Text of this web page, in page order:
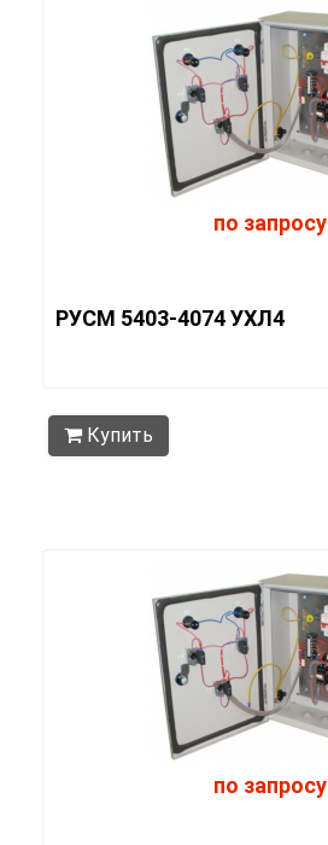
по запросу
РУСМ 5403-4074 УХЛ4
Купить
по запросу